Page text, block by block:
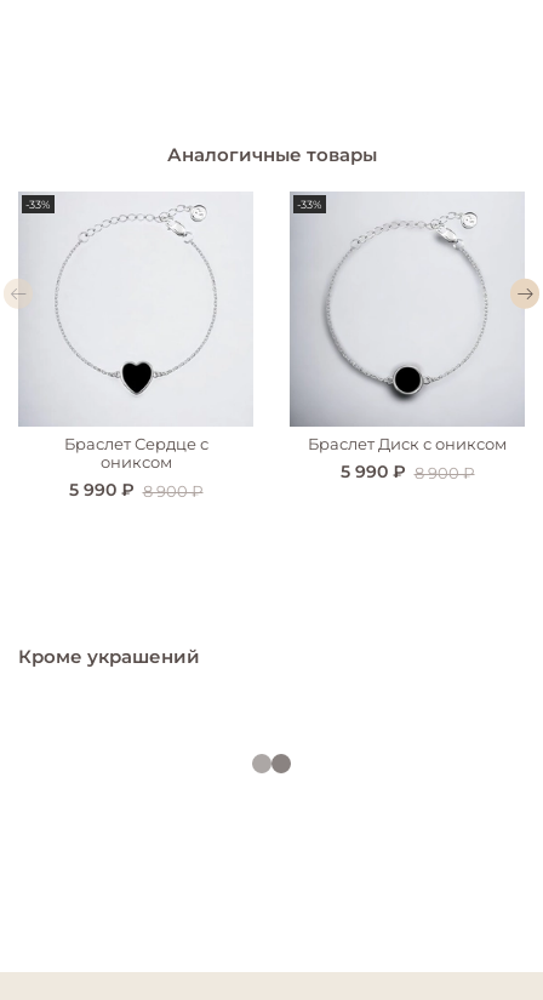
Аналогичные товары
-33%
Браслет Сердце с
ониксом
5 990 ₽ 8 900 ₽
-33%
Браслет Диск с ониксом
5 990 ₽ 8 900 ₽
Кроме украшений